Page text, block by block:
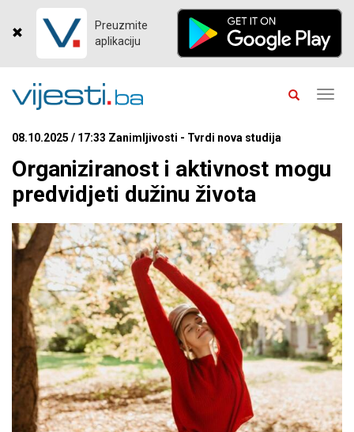
Preuzmite
aplikaciju
08.10.2025 / 17:33 Zanimljivosti - Tvrdi nova studija
Organiziranost i aktivnost mogu
predvidjeti dužinu života